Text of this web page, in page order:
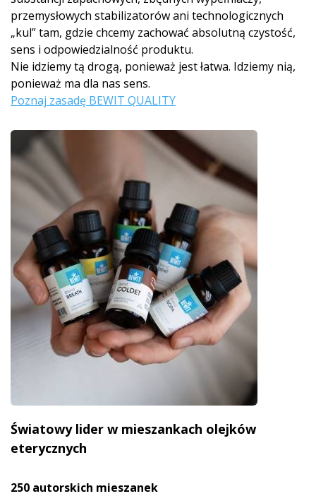
przemysłowych stabilizatorów ani technologicznych
„kul” tam, gdzie chcemy zachować absolutną czystość,
sens i odpowiedzialność produktu.
Nie idziemy tą drogą, ponieważ jest łatwa. Idziemy nią,
ponieważ ma dla nas sens.
Poznaj zasadę BEWIT QUALITY
Światowy lider w mieszankach olejków
eterycznych
250 autorskich mieszanek